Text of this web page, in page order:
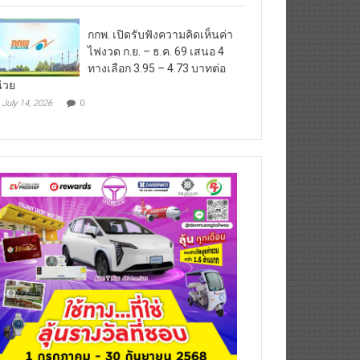
กกพ. เปิดรับฟังความคิดเห็นค่า
ไฟงวด ก.ย. – ธ.ค. 69 เสนอ 4
ทางเลือก 3.95 – 4.73 บาทต่อ
ย
July 14, 2026 0